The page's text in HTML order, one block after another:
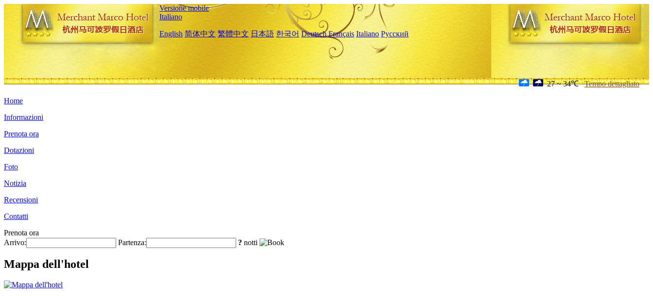
Versione mobile
Italiano
English 简体中文 繁體中文 日本語 한국어 Deutsch Français Italiano Русский
27 ~ 34℃ Tempo dettagliato
Home
Informazioni
Prenota ora
Dotazioni
Foto
Notizia
Recensioni
Contatti
Prenota ora
Arrivo:
Partenza: ? notti
Mappa dell'hotel